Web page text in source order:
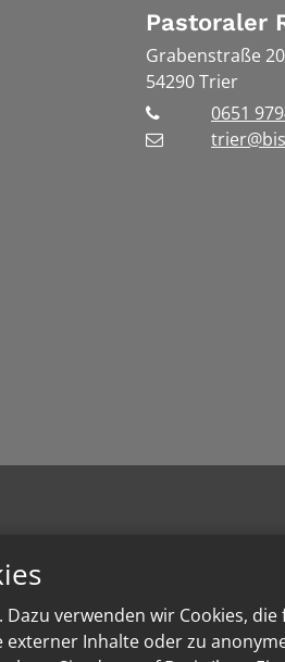
verwenden wir Cookies,
Inhalte oder zu
Pastoraler
Grabenstraße 20
54290Trier
0651